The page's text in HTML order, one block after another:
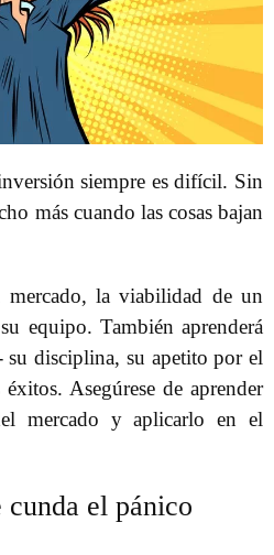
siempre es difícil. Sin
más cuando las cosas bajan
mercado, la viabilidad de un
equipo. También aprenderá
su disciplina, su apetito por el
Asegúrese de aprender
mercado y aplicarlo en el
el pánico